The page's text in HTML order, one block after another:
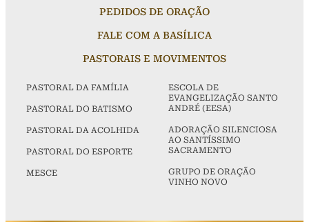
PEDIDOS DE ORAÇÃO
FALE COM A BASÍLICA
PASTORAIS E MOVIMENTOS
PASTORAL DA FAMÍLIA
PASTORAL DO BATISMO
PASTORAL DA ACOLHIDA
PASTORAL DO ESPORTE
MESCE
ESCOLA DE
EVANGELIZAÇÃO SANTO
ANDRÉ (EESA)
ADORAÇÃO SILENCIOSA
AO SANTÍSSIMO
SACRAMENTO
GRUPO DE ORAÇÃO
VINHO NOVO